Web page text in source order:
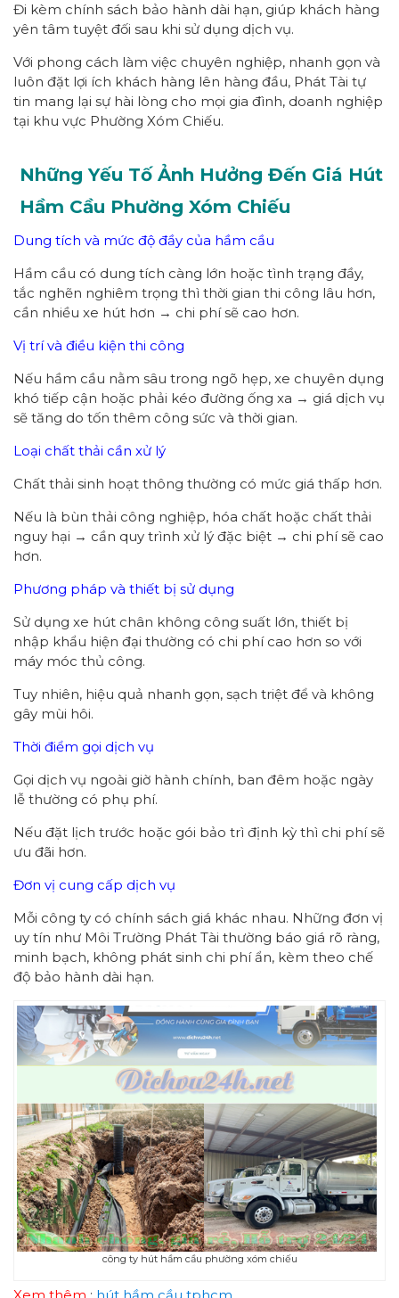
Đi kèm chính sách bảo hành dài hạn, giúp khách hàng
yên tâm tuyệt đối sau khi sử dụng dịch vụ.
Với phong cách làm việc chuyên nghiệp, nhanh gọn và
luôn đặt lợi ích khách hàng lên hàng đầu, Phát Tài tự
tin mang lại sự hài lòng cho mọi gia đình, doanh nghiệp
tại khu vực Phường Xóm Chiếu.
Những Yếu Tố Ảnh Hưởng Đến Giá Hút
Hầm Cầu Phường Xóm Chiếu
Dung tích và mức độ đầy của hầm cầu
Hầm cầu có dung tích càng lớn hoặc tình trạng đầy,
tắc nghẽn nghiêm trọng thì thời gian thi công lâu hơn,
cần nhiều xe hút hơn → chi phí sẽ cao hơn.
Vị trí và điều kiện thi công
Nếu hầm cầu nằm sâu trong ngõ hẹp, xe chuyên dụng
khó tiếp cận hoặc phải kéo đường ống xa → giá dịch vụ
sẽ tăng do tốn thêm công sức và thời gian.
Loại chất thải cần xử lý
Chất thải sinh hoạt thông thường có mức giá thấp hơn.
Nếu là bùn thải công nghiệp, hóa chất hoặc chất thải
nguy hại → cần quy trình xử lý đặc biệt → chi phí sẽ cao
hơn.
Phương pháp và thiết bị sử dụng
Sử dụng xe hút chân không công suất lớn, thiết bị
nhập khẩu hiện đại thường có chi phí cao hơn so với
máy móc thủ công.
Tuy nhiên, hiệu quả nhanh gọn, sạch triệt để và không
gây mùi hôi.
Thời điểm gọi dịch vụ
Gọi dịch vụ ngoài giờ hành chính, ban đêm hoặc ngày
lễ thường có phụ phí.
Nếu đặt lịch trước hoặc gói bảo trì định kỳ thì chi phí sẽ
ưu đãi hơn.
Đơn vị cung cấp dịch vụ
Mỗi công ty có chính sách giá khác nhau. Những đơn vị
uy tín như Môi Trường Phát Tài thường báo giá rõ ràng,
minh bạch, không phát sinh chi phí ẩn, kèm theo chế
độ bảo hành dài hạn.
công ty hút hầm cầu phường xóm chiếu
Xem thêm : hút hầm cầu tphcm